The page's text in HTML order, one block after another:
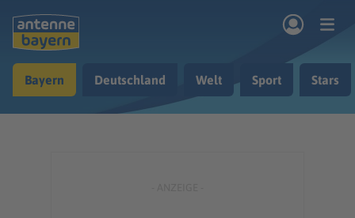
Musik & Radio
Bayern Deutschland Welt Sport Stars